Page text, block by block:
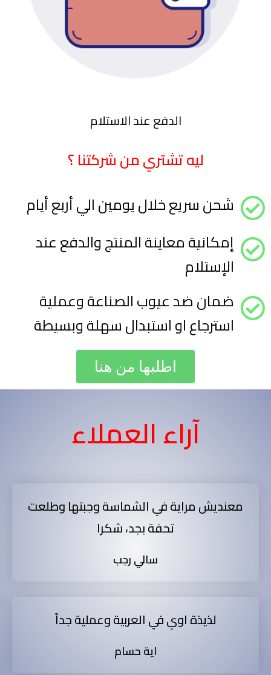
الدفع عند الاستلام
ليه تشتري من شركتنا ؟
شحن سريع خلال يومين الي أربع أيام
إمكانية معاينة المنتج والدفع عند
الإستلام
ضمان ضد عيوب الصناعة وعملية
استرجاع او استبدال سهلة وبسيطة
اطلبها من هنا
آراء العملاء
معنديش مراية في الشماسة وجبتها وطلعت
تحفة بجد، شكرا
سالي رجب
لذيذة اوي في العربية وعملية جداً
اية حسام